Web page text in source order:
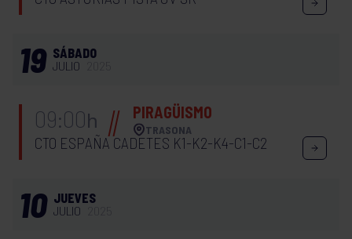
19 SÁBADO
JULIO
09:00h PIRAGÜISMO
TRASONA
CTO ESPAÑA CADETES K1-K2-K4-C1-C2
10 JUEVES
JULIO